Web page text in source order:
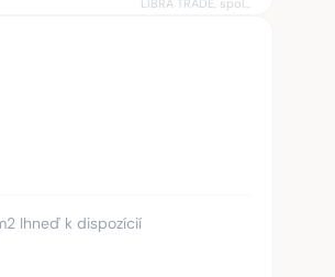
LIBRA TRADE, spol.s.r.o.
Ihneď k dispozícií